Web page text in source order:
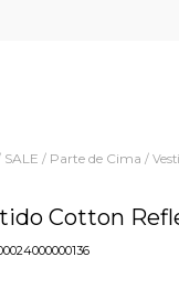
SALE / Parte de Cima /
Cotton